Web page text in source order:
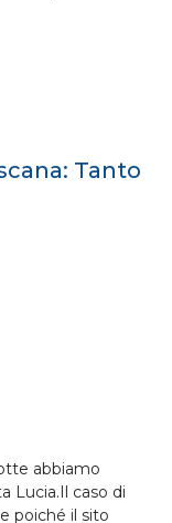
Tanto
abbiamo
Lucia.Il caso di
poiché il sito